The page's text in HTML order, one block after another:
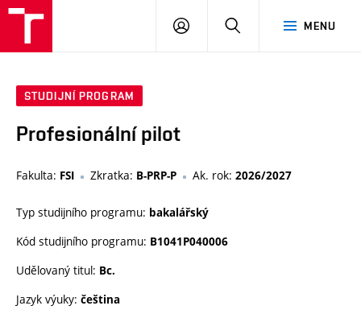
MENU
PŘIHLÁSIT
STUDIJNÍ PROGRAM
Profesionální pilot
Fakulta: FSI Zkratka: B-PRP-P Ak. rok: 2026/2027
Typ studijního programu: bakalářský
Kód studijního programu: B1041P040006
Udělovaný titul: Bc.
Jazyk výuky: čeština